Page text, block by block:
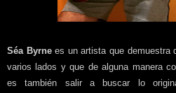
Séa Byrnees un artista que demuestra
varios lados y que de alguna manera
es también salir a buscar lo